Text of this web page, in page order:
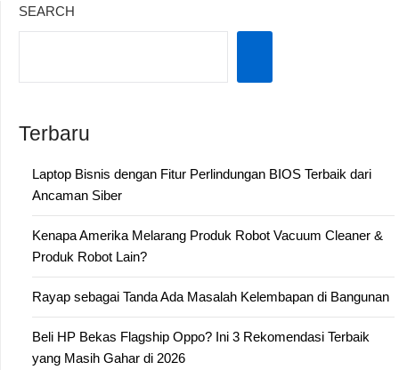
SEARCH
Terbaru
Laptop Bisnis dengan Fitur Perlindungan BIOS Terbaik dari
Ancaman Siber
Kenapa Amerika Melarang Produk Robot Vacuum Cleaner &
Produk Robot Lain?
Rayap sebagai Tanda Ada Masalah Kelembapan di Bangunan
Beli HP Bekas Flagship Oppo? Ini 3 Rekomendasi Terbaik
yang Masih Gahar di 2026